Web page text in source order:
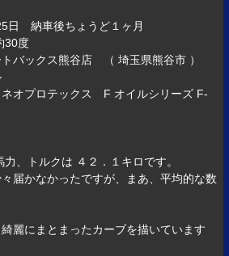
納車後ちょうど１ヶ月
度
ックス熊谷店 （ 埼玉県熊谷市 ）
プロテックス F オイルシリーズ F-
、トルクは ４２．１キロです。
届かなかったですが、まあ、平均的な数
麗にまとまったカーブを描いています